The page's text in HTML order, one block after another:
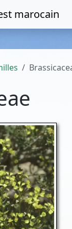
marocain